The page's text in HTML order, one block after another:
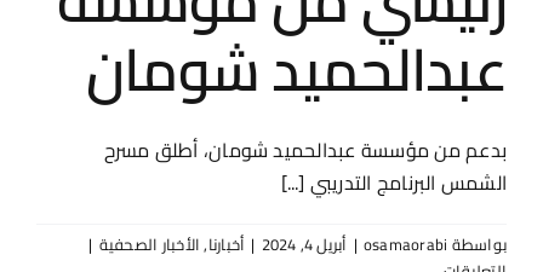
عبدالحميد شومان
بدعم من مؤسسة عبدالحميد شومان، أطلق مسرح
الشمس البرنامج التدريبي [...]
بواسطة osamaorabi
| أبريل 4, 2024 | أخبارنا,الأخبار الصحفية |